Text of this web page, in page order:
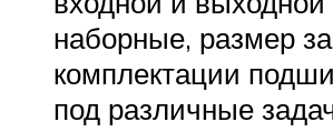
наборные, размер
комплектации
под различные